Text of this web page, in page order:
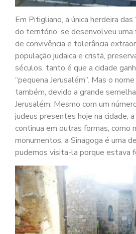
Em Pitigliano, a única herdeira das
do território, se desenvolveu uma
de convivência e tolerância
população judaica e cristã,
séculos, tanto é que a cidade
“pequena Jerusalém”. Mas o
também, devido a grande
Jerusalém. Mesmo com um
judeus presentes hoje na cidade,
continua em outras formas, como
monumentos, a Sinagoga é uma
pudemos visita-la porque estava